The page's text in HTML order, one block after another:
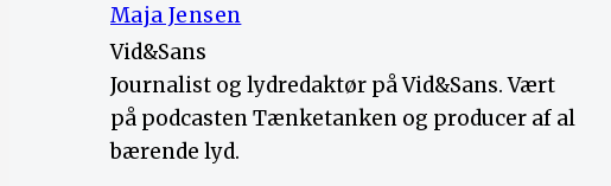
Maja Jensen
Vid&Sans
Journalist og lydredaktør på Vid&Sans. Vært
på podcasten Tænketanken og producer af al
bærende lyd.